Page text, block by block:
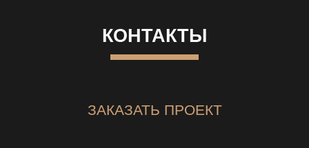
КОНТАКТЫ
ЗАКАЗАТЬ ПРОЕКТ